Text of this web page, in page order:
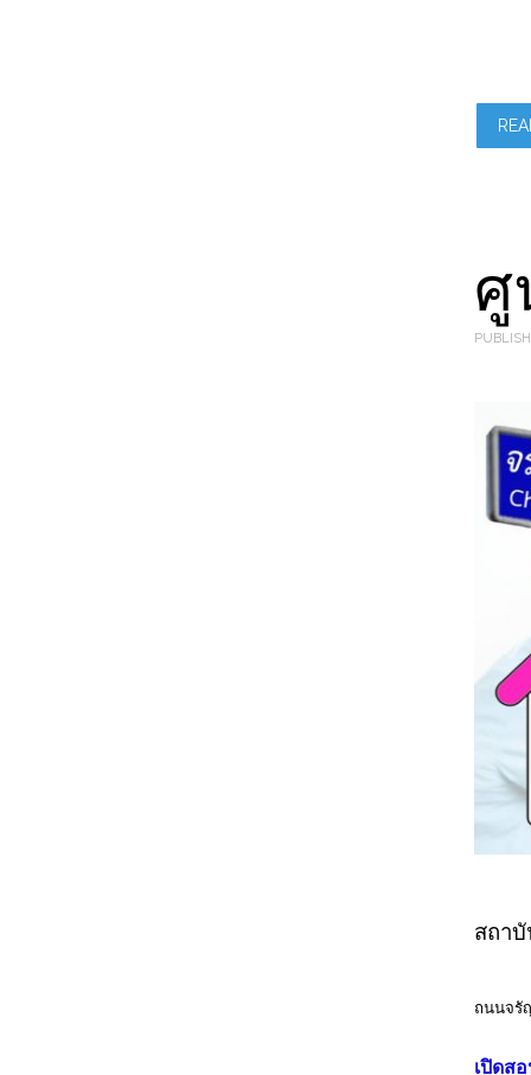
ศู
สถา
ถนนจรั
เปิดส